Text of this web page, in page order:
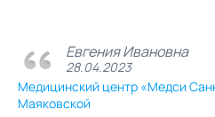
Евгения Ивановна
28.04.2023
Медицинский центр «Медси
Маяковской